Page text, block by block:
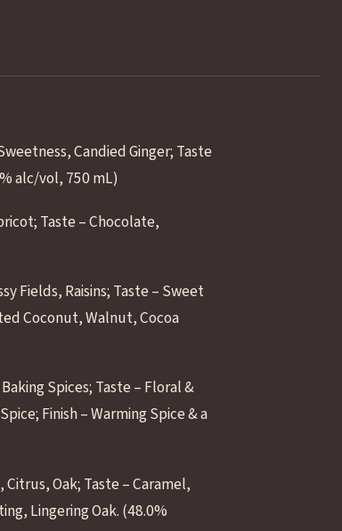
Candied Ginger; Taste
alc/vol, 750 mL)
Taste – Chocolate,
Fields, Raisins; Taste – Sweet
Coconut, Walnut, Cocoa
Spices; Taste – Floral &
Finish – Warming Spice & a
Oak; Taste – Caramel,
Lingering Oak. (48.0%